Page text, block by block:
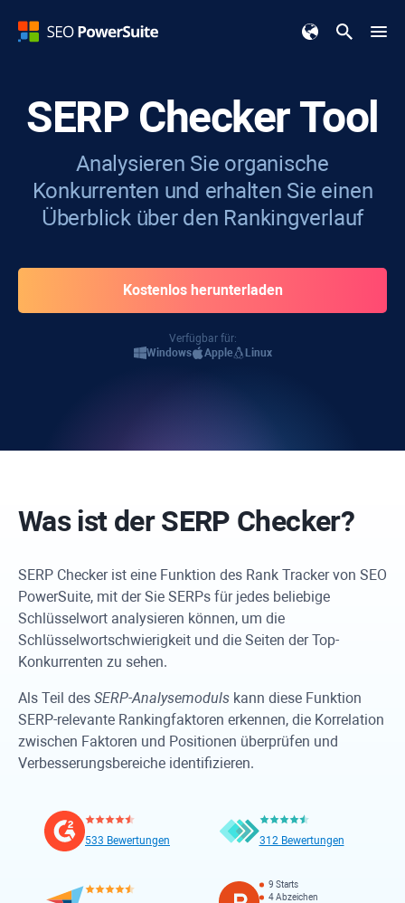
SERP Checker Tool
Analysieren Sie organische
Konkurrenten und erhalten Sie einen
Überblick über den Rankingverlauf
Kostenlos herunterladen
Verfügbar für:
Windows
Apple Linux
Was ist der SERP Checker?
SERP Checker ist eine Funktion des Rank Trackervon SEO
PowerSuite, mit der Sie SERPs für jedes beliebige
Schlüsselwort analysieren können, um die
Schlüsselwortschwierigkeit und die Seiten der Top-
Konkurrenten zu sehen.
Als Teil des SERP-Analysemoduls kann diese Funktion
SERP-relevante Rankingfaktoren erkennen, die Korrelation
zwischen Faktoren und Positionen überprüfen und
Verbesserungsbereiche identifizieren.
533 Bewertungen 312 Bewertungen
9 Starts
4 Abzeichen